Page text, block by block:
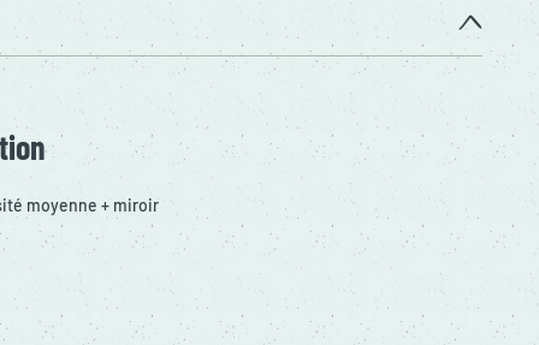
moyenne + miroir